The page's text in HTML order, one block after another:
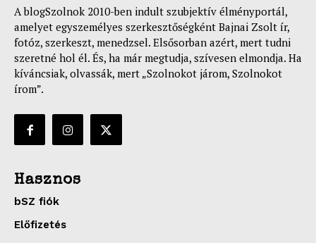
A blogSzolnok 2010-ben indult szubjektív élményportál,
amelyet egyszemélyes szerkesztőségként Bajnai Zsolt ír,
fotóz, szerkeszt, menedzsel. Elsősorban azért, mert tudni
szeretné hol él. És, ha már megtudja, szívesen elmondja. Ha
kíváncsiak, olvassák, mert „Szolnokot járom, Szolnokot
írom”.
Hasznos
bSZ fiók
Előfizetés